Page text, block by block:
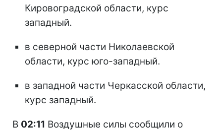
Кировоградской области, курс
западный.
в северной части Николаевской
области, курс юго-западный.
в западной части Черкасской области,
курс западный.
В 02:11 Воздушные силы сообщили о